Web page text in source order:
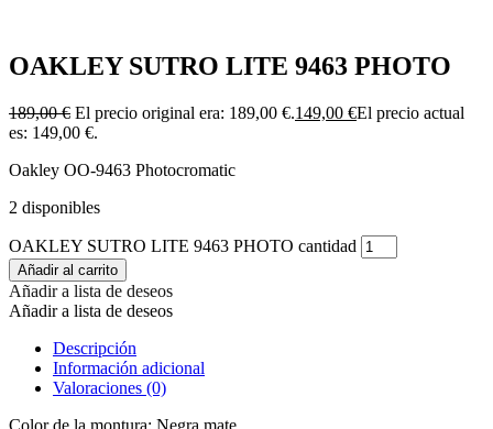
OAKLEY SUTRO LITE 9463 PHOTO
189,00€ El precio original era: 189,00 €.149,00 €El precio actual
es: 149,00 €.
Oakley OO-9463 Photocromatic
2 disponibles
OAKLEY SUTRO LITE 9463 PHOTO cantidad
Añadir al carrito
Añadir a lista de deseos
Añadir a lista de deseos
Descripción
Información adicional
Valoraciones (0)
Color de la montura: Negra mate